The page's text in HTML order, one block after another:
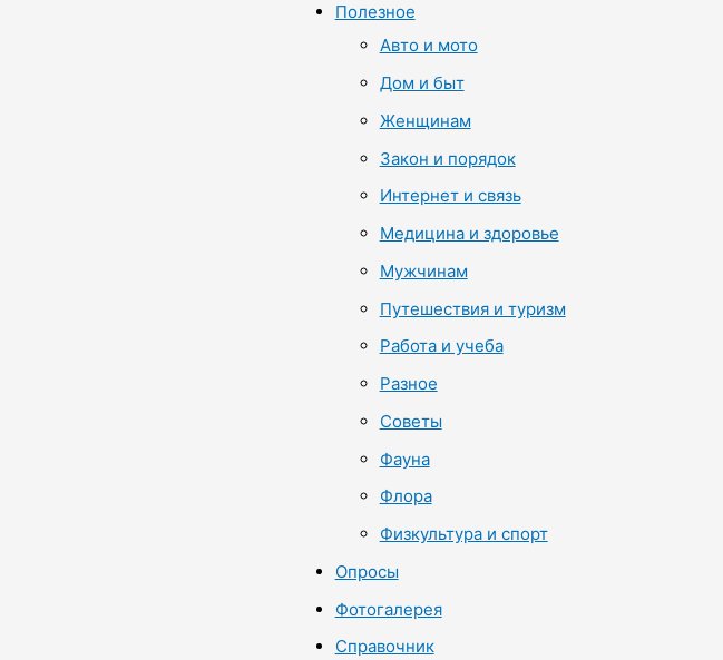
Полезное
Авто и мото
Дом и быт
Женщинам
Закон и порядок
Интернет и связь
Медицина и здоровье
Мужчинам
Путешествия и туризм
Работа и учеба
Разное
Советы
Фауна
Флора
Физкультура и спорт
Опросы
Фотогалерея
Справочник